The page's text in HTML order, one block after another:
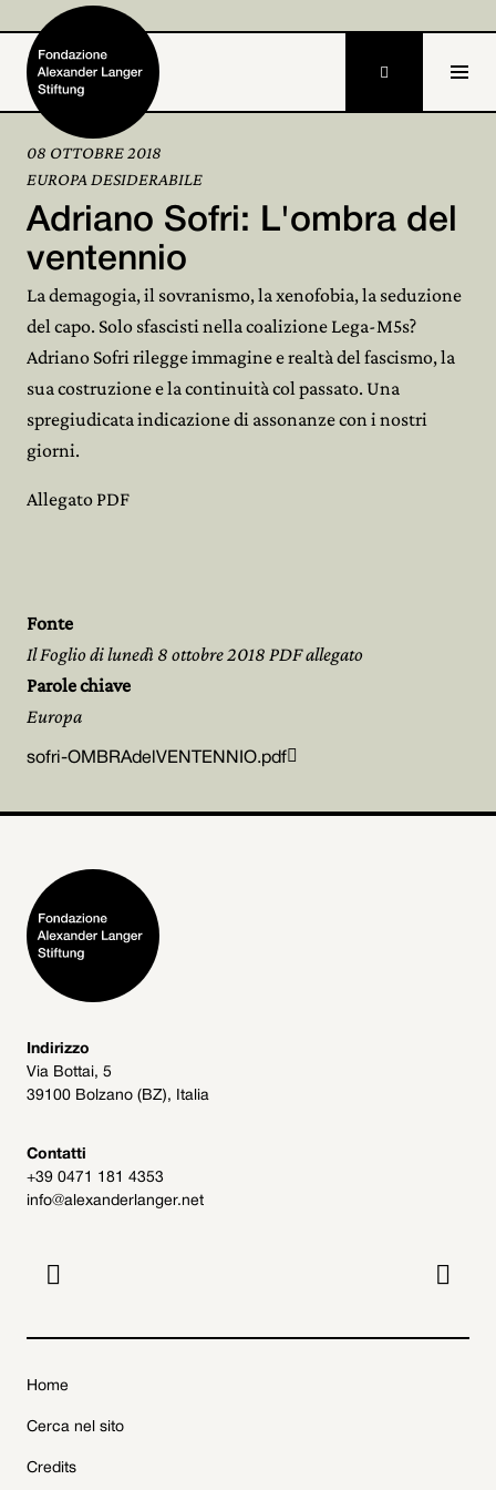
Home
Fondazione
Attività e progetti 
Alexander Langer
Archivio
Partecipa

08 OTTOBRE 2018
EUROPA DESIDERABILE
Adriano Sofri: L'ombra del
ventennio
La demagogia, il sovranismo, la xenofobia, la seduzione
del capo. Solo sfascisti nella coalizione Lega-M5s?
Adriano Sofri rilegge immagine e realtà del fascismo, la
sua costruzione e la continuità col passato. Una
spregiudicata indicazione di assonanze con i nostri
giorni.
Allegato PDF
Fonte
Il Foglio di lunedì 8 ottobre 2018 PDF allegato
Parole chiave
Europa
sofri-OMBRAdelVENTENNIO.pdf
Indirizzo
Via Bottai, 5
39100 Bolzano (BZ), Italia
Contatti
+39 0471 181 4353
info@alexanderlanger.net
 
Home
Cerca nel sito
Credits